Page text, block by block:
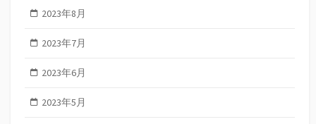
2023年8月
2023年7月
2023年6月
2023年5月